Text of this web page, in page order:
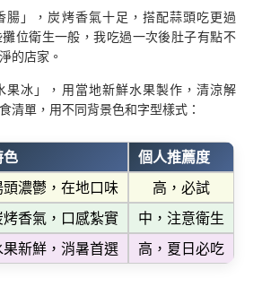
腸」，炭烤香氣十足，搭配蒜頭吃更過
位衛生一般，我吃過一次後肚子有點不
的店家。
果冰」，用當地新鮮水果製作，清涼解
清單，用不同背景色和字型樣式：
色
個人推薦度
頭濃鬱，在地口味
高，必試
烤香氣，口感紮實
中，注意衛生
果新鮮，消暑首選 高，夏日必吃